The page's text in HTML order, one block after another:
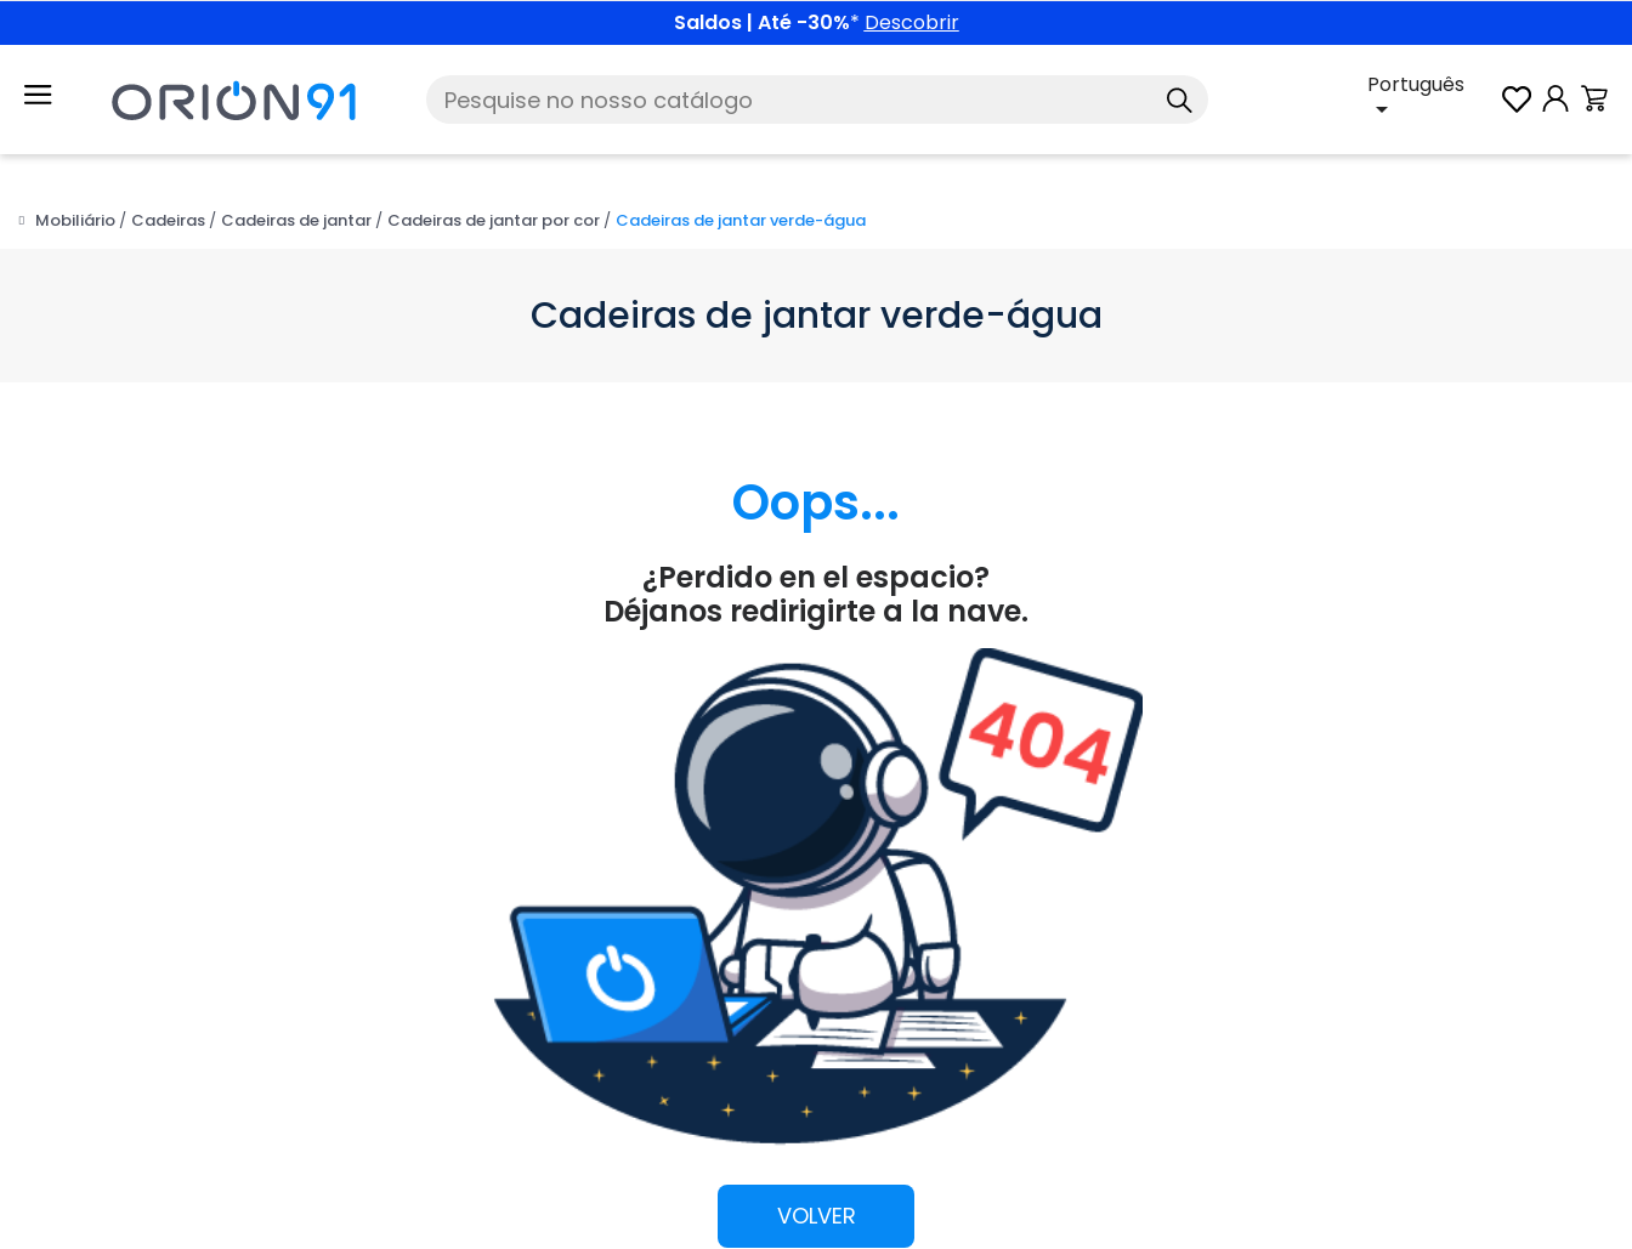
Saldos | Até -30%* Descobrir
Português

Mobiliário Cadeiras Cadeiras de jantar Cadeiras de jantar por cor Cadeiras de jantar verde-água
Cadeiras de jantar verde-água
Oops...
¿Perdido en el espacio?
Déjanos redirigirte a la nave.
VOLVER